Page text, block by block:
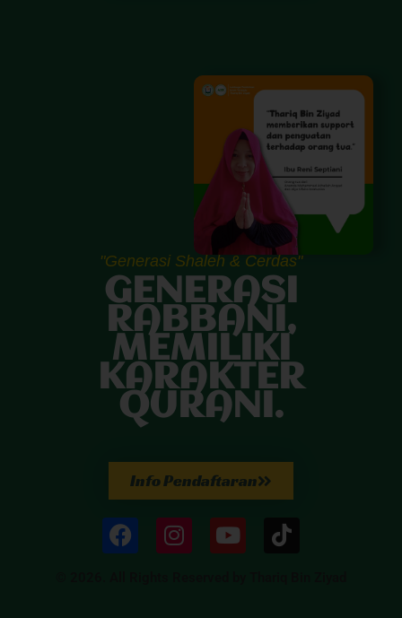
"Generasi Shaleh & Cerdas"
GENERASI
RABBANI,
MEMILIKI
KARAKTER
QURANI.
Info Pendaftaran